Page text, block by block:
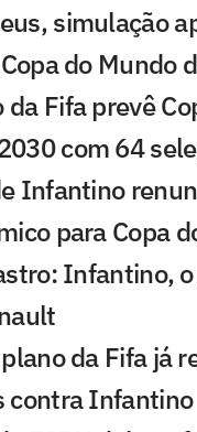
simulação
do Mundo
Fifa prevê
com 64
Infantino
para Copa
Infantino,
da Fifa já
contra Infantino